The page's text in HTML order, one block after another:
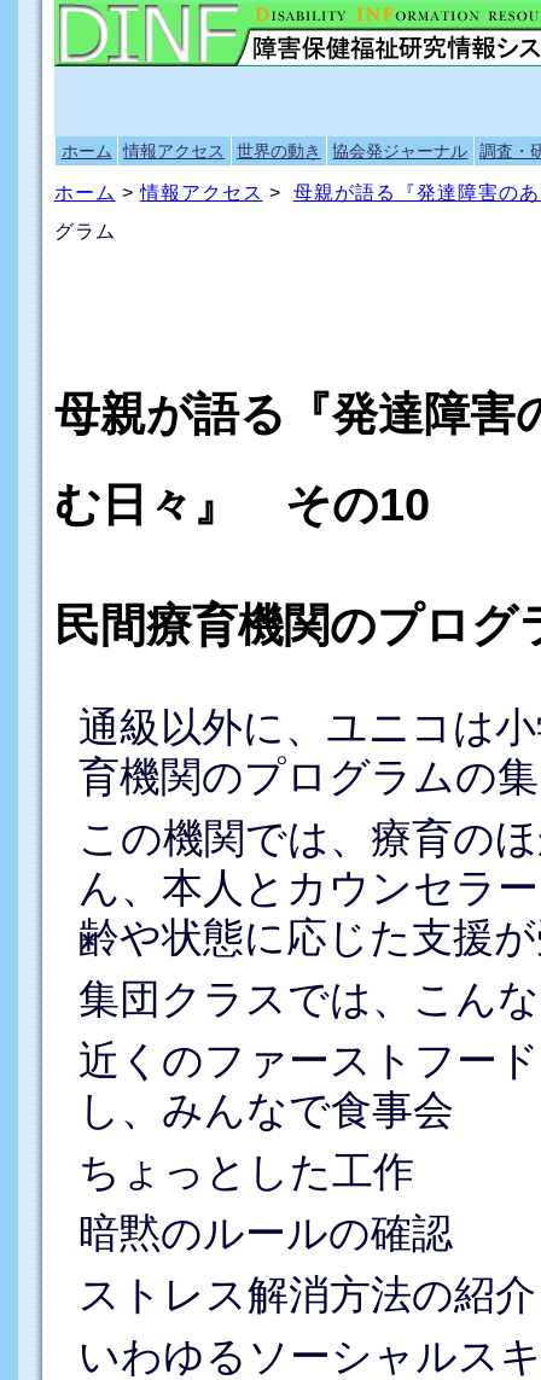
ホーム 情報アクセス 世界の動き 協会発ジャーナル 調査・
ホーム >情報アクセス > 母親が語る『発達障害の
グラム
母親が語る『発達障害
む日々』 その10
民間療育機関のプログ
通級以外に、ユニコは
育機関のプログラムの
この機関では、療育の
ん、本人とカウンセラ
齢や状態に応じた支援
集団クラスでは、こん
近くのファーストフー
し、みんなで食事会
ちょっとした工作
暗黙のルールの確認
ストレス解消方法の紹介
いわゆるソーシャルス